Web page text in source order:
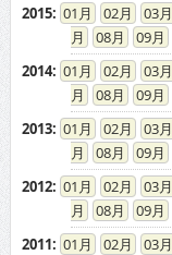
2015: 01 02 03
08
09
2014: 01 02 03
08
09
2013: 01 02 03
08
09
2012: 01 02 03
08
09
2011: 01 02 03